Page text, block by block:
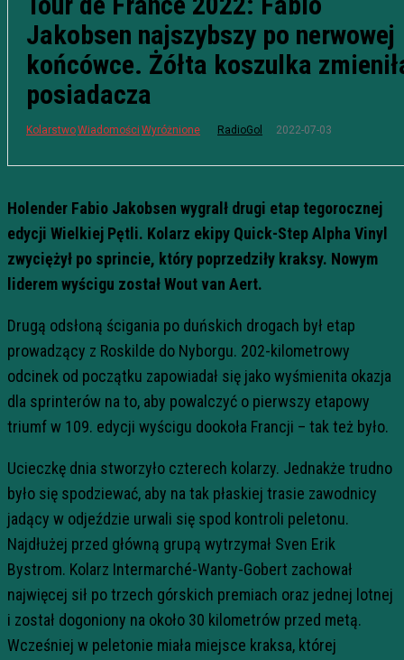
Jakobsen najszybszy po nerwowej
końcówce. Żółta koszulka
posiadacza
KolarstwoWiadomości Wyróżnione RadioGol 2022-07-03
Holender Fabio Jakobsen wygralł drugi etap tegorocznej
edycji Wielkiej Pętli. Kolarz ekipy Quick-Step Alpha Vinyl
zwyciężył po sprincie, który poprzedziły kraksy. Nowym
liderem wyścigu został Wout van Aert.
Drugą odsłoną ścigania po duńskich drogach był etap
prowadzący z Roskilde do Nyborgu. 202-kilometrowy
odcinek od początku zapowiadał się jako wyśmienita okazja
dla sprinterów na to, aby powalczyć o pierwszy etapowy
triumf w 109. edycji wyścigu dookoła Francji – tak też było.
Ucieczkę dnia stworzyło czterech kolarzy. Jednakże trudno
było się spodziewać, aby na tak płaskiej trasie zawodnicy
jadący w odjeździe urwali się spod kontroli peletonu.
Najdłużej przed główną grupą wytrzymał Sven Erik
Bystrom. Kolarz Intermarché-Wanty-Gobert zachował
najwięcej sił po trzech górskich premiach oraz jednej lotnej
i został dogoniony na około 30 kilometrów przed metą.
Wcześniej w peletonie miała miejsce kraksa, której